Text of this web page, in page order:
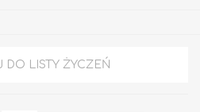
DO LISTY ŻYCZEŃ